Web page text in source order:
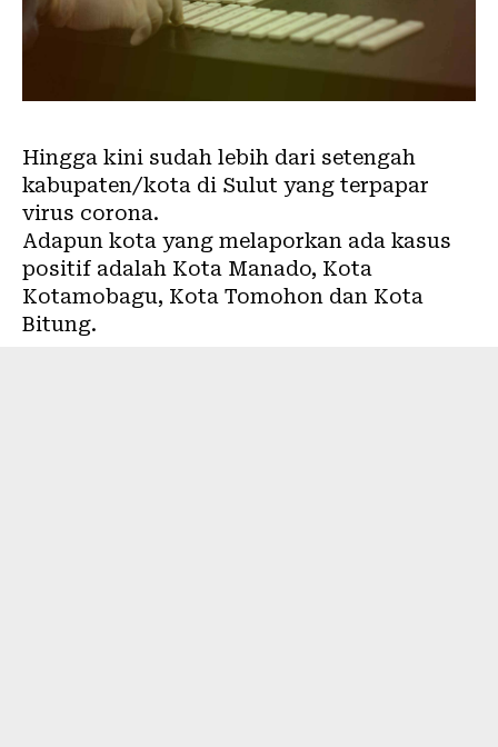
Hingga kini sudah lebih dari setengah
kabupaten/kota di Sulut yang terpapar
virus corona.
Adapun kota yang melaporkan ada kasus
positif adalah Kota Manado, Kota
Kotamobagu, Kota Tomohon dan Kota
Bitung.